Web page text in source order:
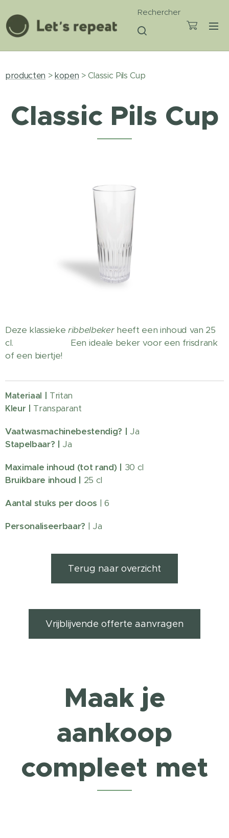
Rechercher
producten >kopen > Classic Pils Cup
Classic Pils Cup
Deze klassiekeribbelbeker heeft een inhoud van 25
cl. Een ideale beker voor een frisdrank
of een biertje!
Materiaal | Tritan
Kleur | Transparant
Vaatwasmachinebestendig? | Ja
Stapelbaar? | Ja
Maximale inhoud (tot rand) | 30 cl
Bruikbare inhoud | 25 cl
Aantal stuks per doos | 6
Personaliseerbaar? | Ja
Terug naar overzicht
Vrijblijvende offerte aanvragen
Maak je
aankoop
compleet met